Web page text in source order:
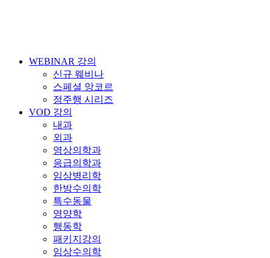
WEBINAR 강의
신규 웨비나
스페셜 앙코르
정주행 시리즈
VOD 강의
내과
외과
영상의학과
응급의학과
임상병리학
한방수의학
특수동물
영양학
행동학
패키지강의
임상수의학